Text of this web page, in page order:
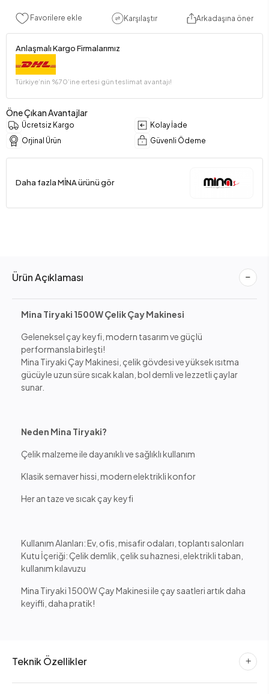
Favorilere ekle Karşılaştır Arkadaşına öner
Anlaşmalı Kargo Firmalarımız
Türkiye’nin %70’ine ertesi gün teslimat avantajı!
Öne Çıkan Avantajlar
Ücretsiz Kargo
Kolay İade
Orjinal Ürün
Güvenli Ödeme
Daha fazla MİNA ürünü gör
Ürün Açıklaması
Mina Tiryaki 1500W Çelik Çay Makinesi
Geleneksel çay keyfi, modern tasarım ve güçlü
performansla birleşti!
Mina Tiryaki Çay Makinesi, çelik gövdesi ve yüksek ısıtma
gücüyle uzun süre sıcak kalan, bol demli ve lezzetli çaylar
sunar.
Neden Mina Tiryaki?
Çelik malzeme ile dayanıklı ve sağlıklı kullanım
Klasik semaver hissi, modern elektrikli konfor
Her an taze ve sıcak çay keyfi
Kullanım Alanları: Ev, ofis, misafir odaları, toplantı salonları
Kutu İçeriği: Çelik demlik, çelik su haznesi, elektrikli taban,
kullanım kılavuzu
Mina Tiryaki 1500W Çay Makinesi ile çay saatleri artık daha
keyifli, daha pratik!
Teknik Özellikler